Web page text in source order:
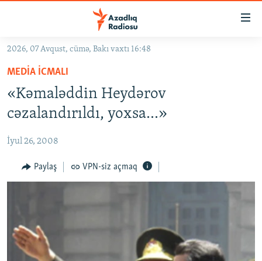
Əsas
qayıt
Əsas
naviqasiyaya
qayıt
Axtarışa
keç
GÜNDƏM
KORRUPSIOMETR
FƏRQƏ BAX
QANUNI DOĞRU
VIDEO
FOTOQALEREYA
RADIO ARXIV
OXU ZALI
HAQQIMIZDA
2026, 07 Avqust, cümə, Bakı vaxtı 16:48
MEDIA ICMALI
«Kəmaləddin Heydərov
cəzalandırıldı, yoxsa...»
İyul 26, 2008
Paylaş VPN-siz açmaq